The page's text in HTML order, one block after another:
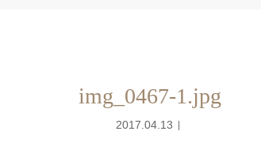
img_0467-1.jpg
2017.04.13